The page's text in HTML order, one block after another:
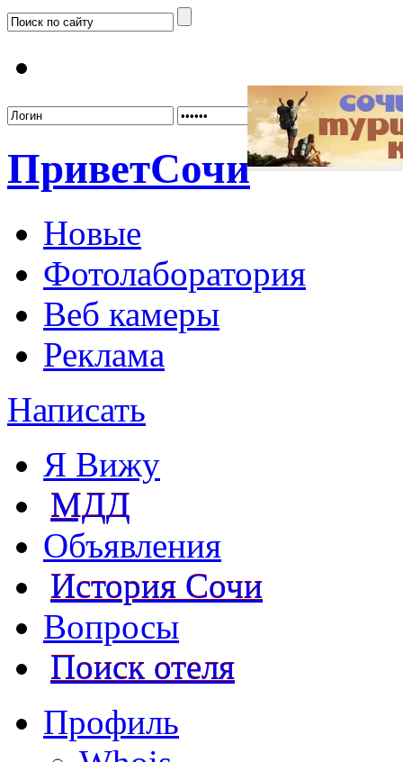
ПриветСочи
Новые
Фотолаборатория
Веб камеры
Реклама
Написать
Я Вижу
МДД
Объявления
История Сочи
Вопросы
Поиск отеля
Профиль